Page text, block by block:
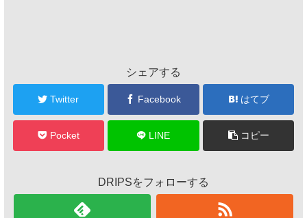
シェアする
Twitter Facebook はてブ
Pocket LINE コピー
DRIPSをフォローする